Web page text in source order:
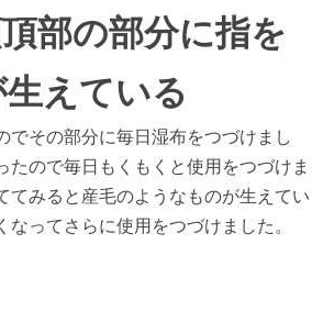
部の部分に指を
えている
でその部分に毎日湿布をつづけまし
ので毎日もくもくと使用をつづけま
てみると産毛のようなものが生えてい
ってさらに使用をつづけました。